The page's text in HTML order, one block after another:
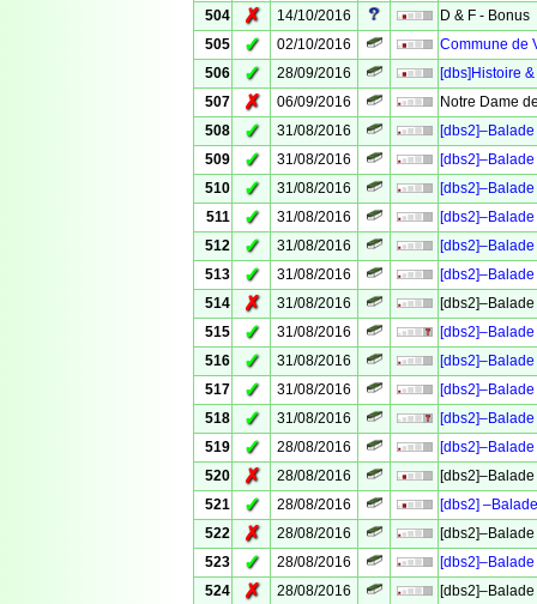
504
✗ 14/10/2016
D & F - Bonus
505
✓ 02/10/2016
Commune de
506
✓ 28/09/2016
[dbs]Histoire
507
✗ 06/09/2016
Notre Dame
508
✓ 31/08/2016
509
✓ 31/08/2016
510
✓ 31/08/2016
511
✓ 31/08/2016
512
✓ 31/08/2016
513
✓ 31/08/2016
514
✗ 31/08/2016
515
✓ 31/08/2016
516
✓ 31/08/2016
517
✓ 31/08/2016
518
✓ 31/08/2016
519
✓ 28/08/2016
520
✗ 28/08/2016
521
✓ 28/08/2016
[dbs2]
522
✗ 28/08/2016
523
✓ 28/08/2016
524
✗ 28/08/2016